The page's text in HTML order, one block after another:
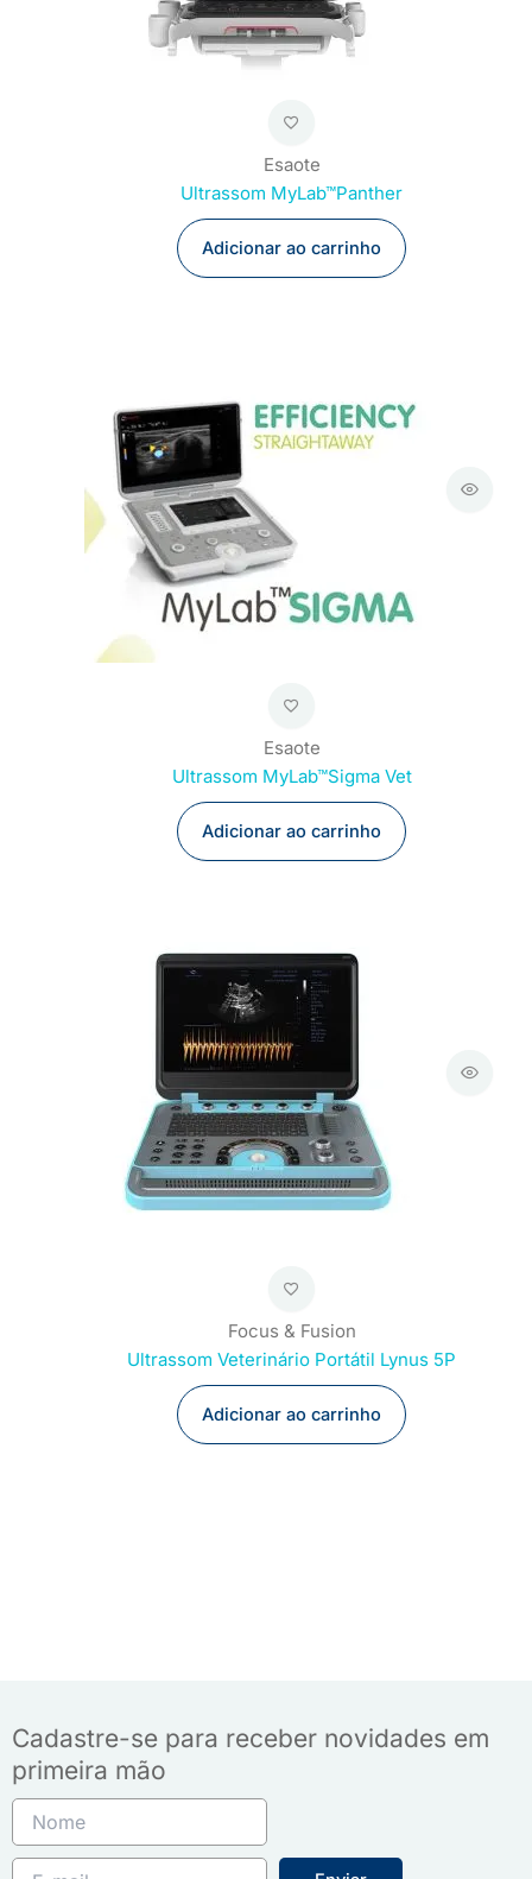
Esaote
Ultrassom MyLab™Panther
Adicionar ao carrinho
Esaote
Ultrassom MyLab™Sigma Vet
Adicionar ao carrinho
Focus & Fusion
Ultrassom Veterinário Portátil Lynus 5P
Adicionar ao carrinho
Cadastre-se para receber novidades em
primeira mão